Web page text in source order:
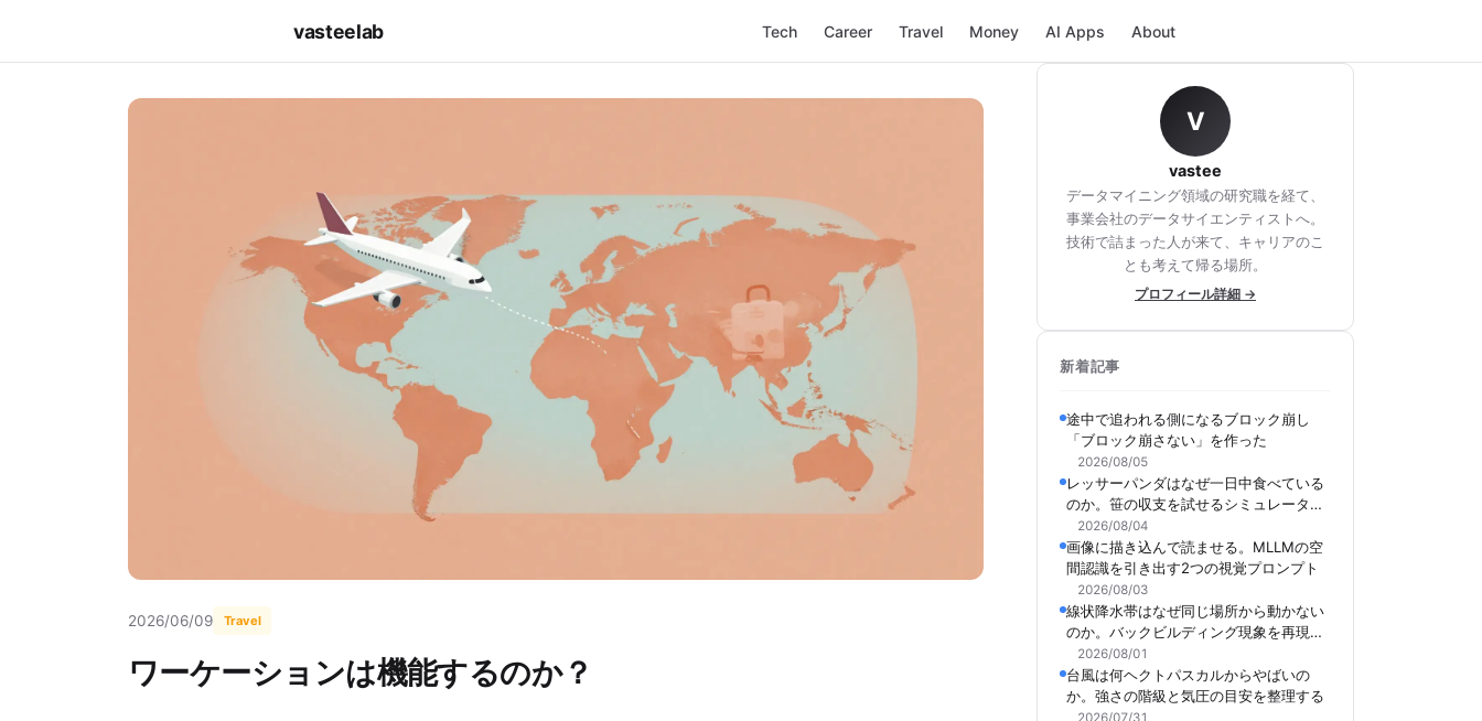
vasteelab Tech Career Travel Money AI Apps About
2026/06/09 Travel
ワーケーションは機能するのか？
V
vastee
データマイニング領域の研究職を経て、
事業会社のデータサイエンティストへ。
技術で詰まった人が来て、キャリアのこ
とも考えて帰る場所。
プロフィール詳細 →
新着記事
途中で追われる側になるブロック崩し
「ブロック崩さない」を作った
2026/08/05
レッサーパンダはなぜ一日中食べている
のか。笹の収支を試せるシミュレーター
を作った
2026/08/04
画像に描き込んで読ませる。MLLMの空
間認識を引き出す2つの視覚プロンプト
2026/08/03
線状降水帯はなぜ同じ場所から動かない
のか。バックビルディング現象を再現で
きるシミュレーターを作った
2026/08/01
台風は何ヘクトパスカルからやばいの
か。強さの階級と気圧の目安を整理する
2026/07/31